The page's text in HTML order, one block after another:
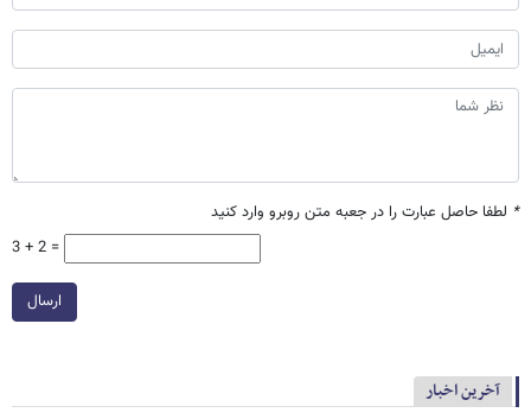
* لطفا حاصل عبارت را در جعبه متن روبرو وارد کنید
3 + 2 =
ارسال
آخرین اخبار